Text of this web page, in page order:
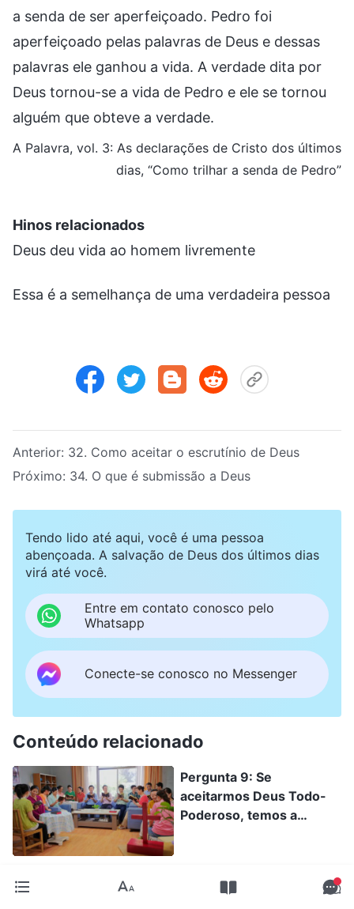
a senda de ser aperfeiçoado. Pedro foi
aperfeiçoado pelas palavras de Deus e dessas
palavras ele ganhou a vida. A verdade dita por
Deus tornou-se a vida de Pedro e ele se tornou
alguém que obteve a verdade.
A Palavra, vol. 3: As declarações de Cristo dos últimos
dias, “Como trilhar a senda de Pedro”
Hinos relacionados
Deus deu vida ao homem livremente
Essa é a semelhança de uma verdadeira pessoa
Anterior: 32. Como aceitar o escrutínio de Deus
Próximo: 34. O que é submissão a Deus
Tendo lido até aqui, você é uma pessoa
abençoada. A salvação de Deus dos últimos dias
virá até você.
Entre em contato conosco pelo
Whatsapp
Conecte-se conosco no Messenger
Conteúdo relacionado
Pergunta 9: Se
aceitarmos Deus Todo-
Poderoso, temos a
Pergunta 1: Você diz que
Deus se torna carne nos